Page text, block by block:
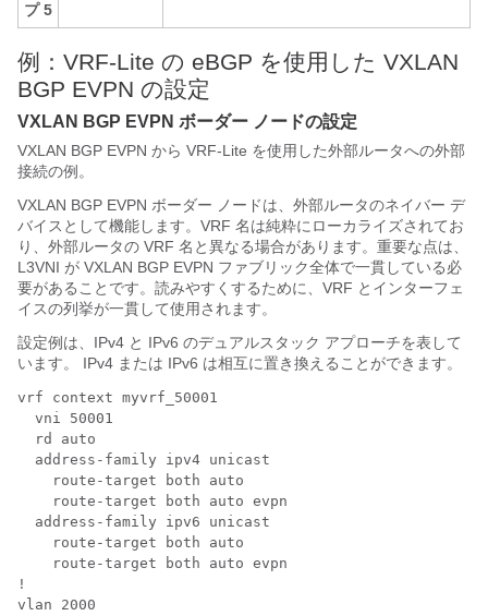
プ 5
例：VRF-Lite の eBGP を使用した VXLAN
BGP EVPN の設定
VXLAN BGP EVPN ボーダー ノードの設定
VXLAN BGP EVPN から VRF-Lite を使用した外部ルータへの外部
接続の例。
VXLAN BGP EVPN ボーダー ノードは、外部ルータのネイバー デ
バイスとして機能します。VRF 名は純粋にローカライズされてお
り、外部ルータの VRF 名と異なる場合があります。重要な点は、
L3VNI が VXLAN BGP EVPN ファブリック全体で一貫している必
要があることです。読みやすくするために、VRF とインターフェ
イスの列挙が一貫して使用されます。
設定例は、IPv4 と IPv6 のデュアルスタック アプローチを表して
います。 IPv4 または IPv6 は相互に置き換えることができます。
vrf context myvrf_50001
  vni 50001
  rd auto
  address-family ipv4 unicast
    route-target both auto
    route-target both auto evpn
  address-family ipv6 unicast
    route-target both auto
    route-target both auto evpn
!
vlan 2000